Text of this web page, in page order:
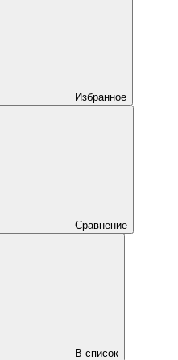
Избранное
Сравнение
В список